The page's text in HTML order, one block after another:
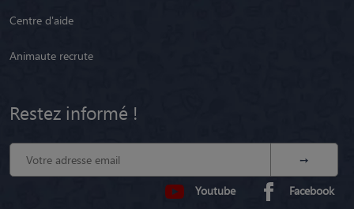
Centre d'aide
Animaute recrute
Restez informé !
Youtube Facebook